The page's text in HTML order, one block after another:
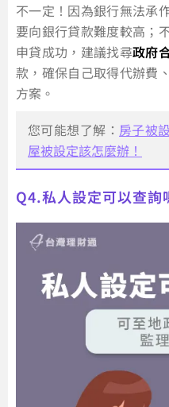
不一定！因為銀行無法承
要向銀行貸款難度較高；
申貸成功，建議找尋政府
款，確保自己取得代辦費
方案。
您可能想了解： 房子被
屋被設定該怎麼辦！
Q4.私人設定可以查詢